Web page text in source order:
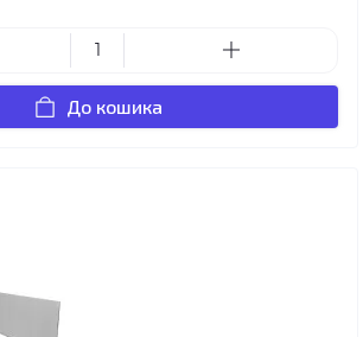
До кошика